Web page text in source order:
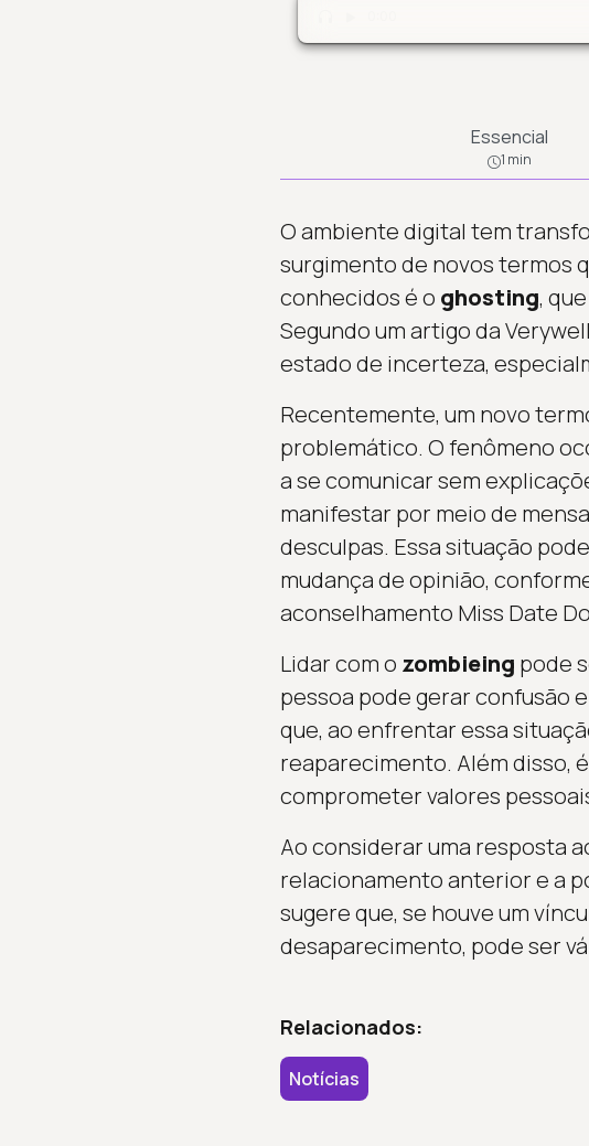
Essencial
1 min
O ambiente digital tem
surgimento de novos termos
conhecidos é o ghosting,
Segundo um artigo da
estado de incerteza,
Recentemente, um novo
problemático. O fenômeno
a se comunicar sem
manifestar por meio de
desculpas. Essa situação
mudança de opinião,
aconselhamento Miss Date
Lidar com o zombieing pode
pessoa pode gerar confusão
que, ao enfrentar essa
reaparecimento. Além disso,
comprometer valores
Ao considerar uma resposta
relacionamento anterior e a
sugere que, se houve um
desaparecimento, pode ser
Relacionados:
Notícias